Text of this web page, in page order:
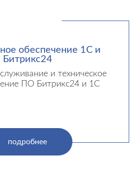
обеспечение 1C и
Битрикс24
и техническое
ПО Битрикс24 и 1С
подробнее